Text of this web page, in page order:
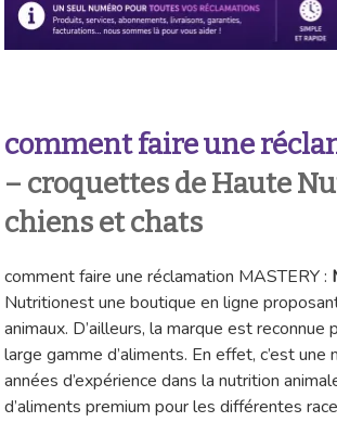
comment faire une
– croquettes de Haute
chiens et chats
comment faire une réclamation MASTERY :
Nutritionest une boutique en ligne
animaux. D’ailleurs, la marque est
large gamme d’aliments. En effet, c’est
années d’expérience dans la nutrition
d’aliments premium pour les différentes